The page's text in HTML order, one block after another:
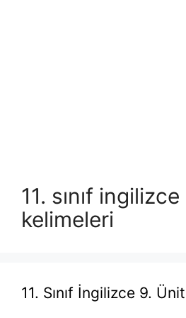
11. sınıf
kelimeleri
11. Sınıf İngilizce 9.